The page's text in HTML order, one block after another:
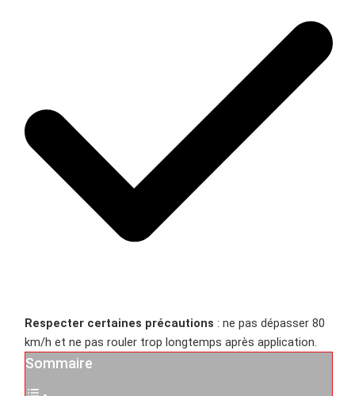
Respecter certaines précautions : ne pas dépasser 80
km/h et ne pas rouler trop longtemps après application.
Sommaire